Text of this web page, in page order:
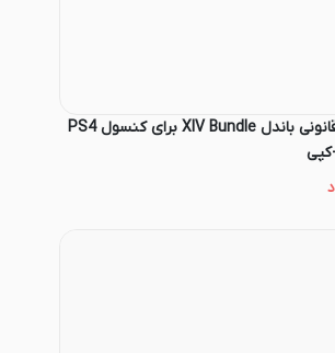
اکانت قانونی باندل XIV Bundle برای کنسول PS4